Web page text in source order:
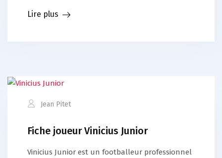
Lire plus
Jean Pitet
Fiche joueur Vinicius Junior
Vinicius Junior est un footballeur professionnel